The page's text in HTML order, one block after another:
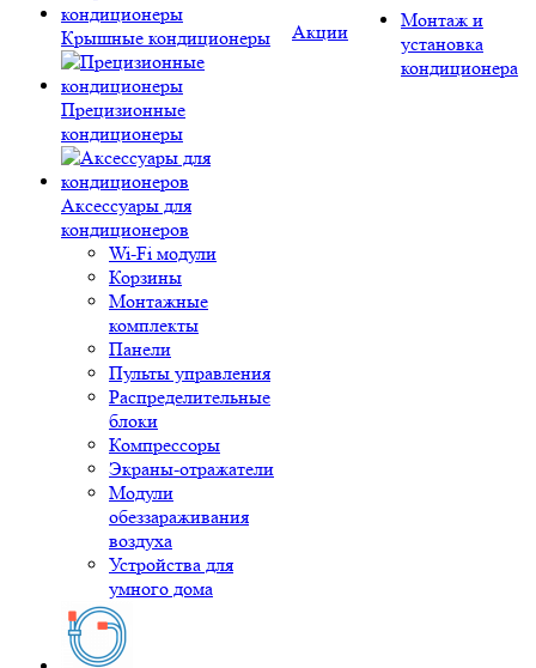
Крышные кондиционеры
Прецизионные
кондиционеры
Аксессуары для
кондиционеров
Wi-Fi модули
Корзины
Монтажные
комплекты
Панели
Пульты управления
Распределительные
блоки
Компрессоры
Экраны-отражатели
Модули
обеззараживания
воздуха
Устройства для
умного дома
Акции
Монтаж и
установка
кондиционера